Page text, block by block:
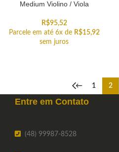
Medium Violino / Viola
R$95,52
Parcele em até 6x de R$15,92
sem juros
← 1 2
Entre em Contato
(48) 99987-8528